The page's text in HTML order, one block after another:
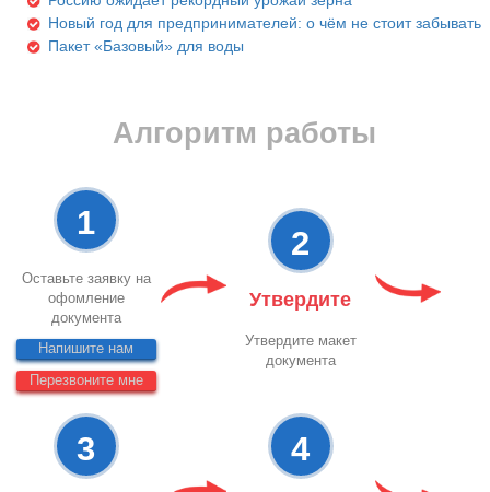
Новый год для предпринимателей: о чём не стоит забывать
Пакет «Базовый» для воды
Алгоритм работы
1
Оставьте заявку на
офомление
документа
Напишите нам
Перезвоните мне
2
Утвердите
Утвердите макет
документа
3 4